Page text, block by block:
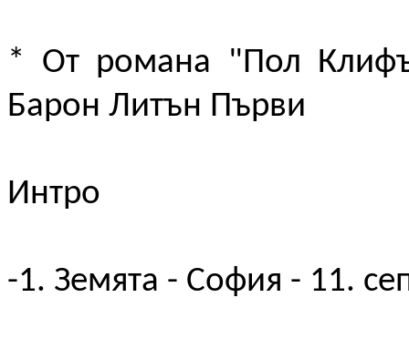
* От романа "Пол
Барон Литън Първи
Интро
-1. Земята - София - 11.